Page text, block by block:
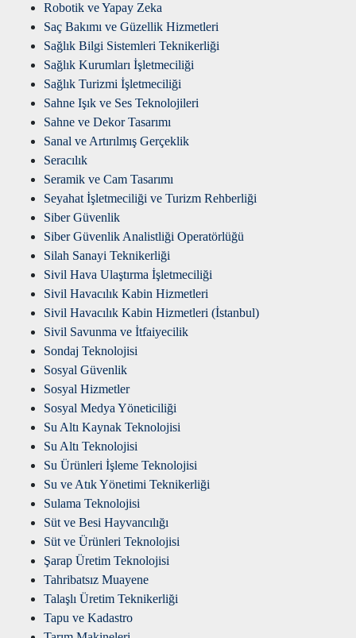
Robotik ve Yapay Zeka
Saç Bakımı ve Güzellik Hizmetleri
Sağlık Bilgi Sistemleri Teknikerliği
Sağlık Kurumları İşletmeciliği
Sağlık Turizmi İşletmeciliği
Sahne Işık ve Ses Teknolojileri
Sahne ve Dekor Tasarımı
Sanal ve Artırılmış Gerçeklik
Seracılık
Seramik ve Cam Tasarımı
Seyahat İşletmeciliği ve Turizm Rehberliği
Siber Güvenlik
Siber Güvenlik Analistliği Operatörlüğü
Silah Sanayi Teknikerliği
Sivil Hava Ulaştırma İşletmeciliği
Sivil Havacılık Kabin Hizmetleri
Sivil Havacılık Kabin Hizmetleri (İstanbul)
Sivil Savunma ve İtfaiyecilik
Sondaj Teknolojisi
Sosyal Güvenlik
Sosyal Hizmetler
Sosyal Medya Yöneticiliği
Su Altı Kaynak Teknolojisi
Su Altı Teknolojisi
Su Ürünleri İşleme Teknolojisi
Su ve Atık Yönetimi Teknikerliği
Sulama Teknolojisi
Süt ve Besi Hayvancılığı
Süt ve Ürünleri Teknolojisi
Şarap Üretim Teknolojisi
Tahribatsız Muayene
Talaşlı Üretim Teknikerliği
Tapu ve Kadastro